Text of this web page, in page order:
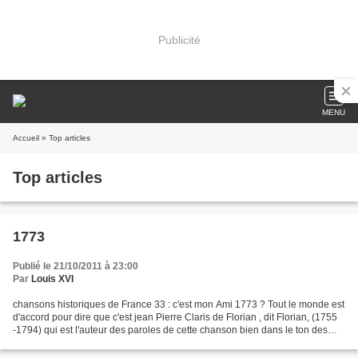
Publicité
MENU
Accueil » Top articles
Top articles
1773
Publié le 21/10/2011 à 23:00
Par Louis XVI
chansons historiques de France 33 : c'est mon Ami 1773 ? Tout le monde est
d'accord pour dire que c'est jean Pierre Claris de Florian , dit Florian, (1755
-1794) qui est l'auteur des paroles de cette chanson bien dans le ton des